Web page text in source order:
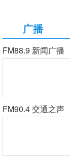
广播
FM88.9 新闻广播
FM90.4 交通之声